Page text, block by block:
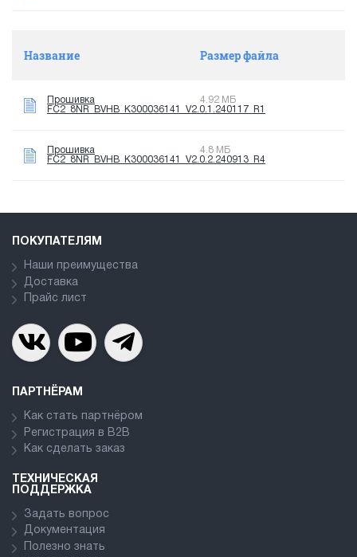
Название Размер файла
Прошивка
FC2_8NR_BVHB_K300036141_V2.0.1.240117_R1
4.92 МБ
Прошивка
FC2_8NR_BVHB_K300036141_V2.0.2.240913_R4
4.8 МБ
ПОКУПАТЕЛЯМ
Наши преимущества
Доставка
Прайс лист
ПАРТНЁРАМ
Как стать партнёром
Регистрация в В2В
Как сделать заказ
ТЕХНИЧЕСКАЯ
ПОДДЕРЖКА
Задать вопрос
Документация
Полезно знать